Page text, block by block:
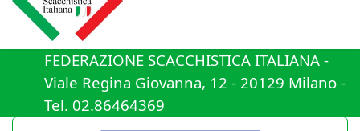
FEDERAZIONE SCACCHISTICA ITALIANA -
Viale Regina Giovanna, 12 - 20129 Milano -
Tel. 02.86464369